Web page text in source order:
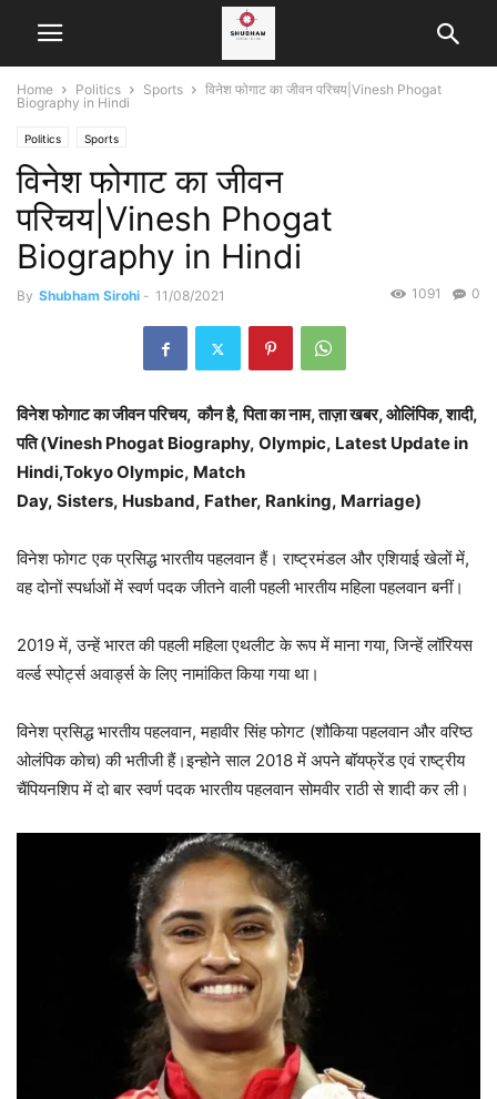
Home Politics Sports
विनेश फोगाट का जीवन परिचय|Vinesh Phogat
Biography in Hindi
Politics Sports
विनेश फोगाट का जीवन
परिचय|Vinesh Phogat
Biography in Hindi
By Shubham Sirohi - 11/08/2021 0
1091
विनेश फोगाट का जीवन परिचय, कौन है, पिता का नाम, ताज़ा खबर, ओलिंपिक, शादी,
पति (Vinesh Phogat Biography, Olympic, Latest Update in
Hindi,Tokyo Olympic, Match
Day, Sisters, Husband, Father, Ranking, Marriage)
विनेश फोगट एक प्रसिद्ध भारतीय पहलवान हैं। राष्ट्रमंडल और एशियाई खेलों में,
वह दोनों स्पर्धाओं में स्वर्ण पदक जीतने वाली पहली भारतीय महिला पहलवान बनीं।
2019 में, उन्हें भारत की पहली महिला एथलीट के रूप में माना गया, जिन्हें लॉरियस
वर्ल्ड स्पोर्ट्स अवार्ड्स के लिए नामांकित किया गया था।
विनेश प्रसिद्ध भारतीय पहलवान, महावीर सिंह फोगट (शौकिया पहलवान और वरिष्ठ
ओलंपिक कोच) की भतीजी हैं।इन्होने साल 2018 में अपने बॉयफ्रेंड एवं राष्ट्रीय
चैंपियनशिप में दो बार स्वर्ण पदक भारतीय पहलवान सोमवीर राठी से शादी कर ली।